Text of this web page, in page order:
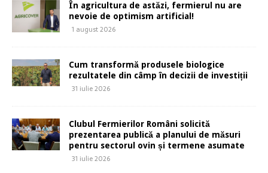
În agricultura de astăzi, fermierul nu are
nevoie de optimism artificial!
1 august 2026
Cum transformă produsele biologice
rezultatele din câmp în decizii de investiții
31 iulie 2026
Clubul Fermierilor Români solicită
prezentarea publică a planului de măsuri
pentru sectorul ovin și termene asumate
31 iulie 2026